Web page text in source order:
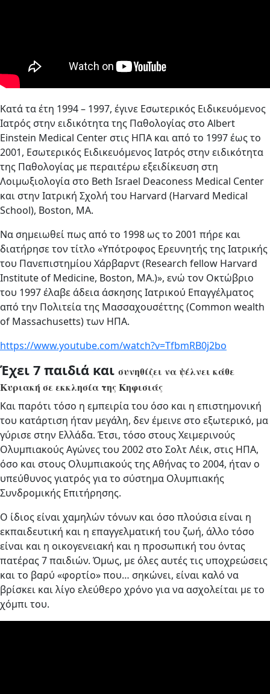
Κατά τα έτη 1994 – 1997, έγινε Εσωτερικός Ειδικευόμενος
Ιατρός στην ειδικότητα της Παθολογίας στο Albert
Einstein Medical Center στις ΗΠΑ και από το 1997 έως το
2001, Εσωτερικός Ειδικευόμενος Ιατρός στην ειδικότητα
της Παθολογίας με περαιτέρω εξειδίκευση στη
Λοιμωξιολογία στο Beth Israel Deaconess Medical Center
και στην Ιατρική Σχολή του Harvard (Harvard Medical
School), Boston, MA.
Να σημειωθεί πως από το 1998 ως το 2001 πήρε και
διατήρησε τον τίτλο «Υπότροφος Ερευνητής της Ιατρικής
του Πανεπιστημίου Χάρβαρντ (Research fellow Harvard
Institute of Medicine, Boston, MA.)», ενώ τον Οκτώβριο
του 1997 έλαβε άδεια άσκησης Ιατρικού Επαγγέλματος
από την Πολιτεία της Μασσαχουσέττης (Common wealth
of Massachusetts) των ΗΠΑ.
https://www.youtube.com/watch?v=TfbmRB0j2bo
Έχει 7 παιδιά και συνηθίζει να ψέλνει κάθε
Κυριακή σε εκκλησία της Κηφισιάς
Και παρότι τόσο η εμπειρία του όσο και η επιστημονική
του κατάρτιση ήταν μεγάλη, δεν έμεινε στο εξωτερικό, μα
γύρισε στην Ελλάδα. Έτσι, τόσο στους Χειμερινούς
Ολυμπιακούς Αγώνες του 2002 στο Σολτ Λέικ, στις ΗΠΑ,
όσο και στους Ολυμπιακούς της Αθήνας το 2004, ήταν ο
υπεύθυνος γιατρός για το σύστημα Ολυμπιακής
Συνδρομικής Επιτήρησης.
Ο ίδιος είναι χαμηλών τόνων και όσο πλούσια είναι η
εκπαιδευτική και η επαγγελματική του ζωή, άλλο τόσο
είναι και η οικογενειακή και η προσωπική του όντας
πατέρας 7 παιδιών. Όμως, με όλες αυτές τις υποχρεώσεις
και το βαρύ «φορτίο» που… σηκώνει, είναι καλό να
βρίσκει και λίγο ελεύθερο χρόνο για να ασχολείται με το
χόμπι του.